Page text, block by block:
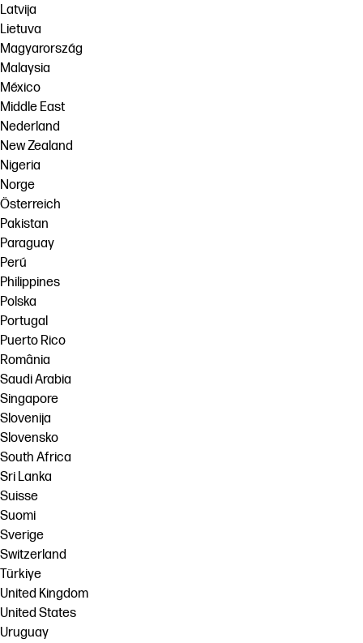
Latvija
Lietuva
Magyarország
Malaysia
México
Middle East
Nederland
New Zealand
Nigeria
Norge
Österreich
Pakistan
Paraguay
Perú
Philippines
Polska
Portugal
Puerto Rico
România
Saudi Arabia
Singapore
Slovenija
Slovensko
South Africa
Sri Lanka
Suisse
Suomi
Sverige
Switzerland
Türkiye
United Kingdom
United States
Uruguay